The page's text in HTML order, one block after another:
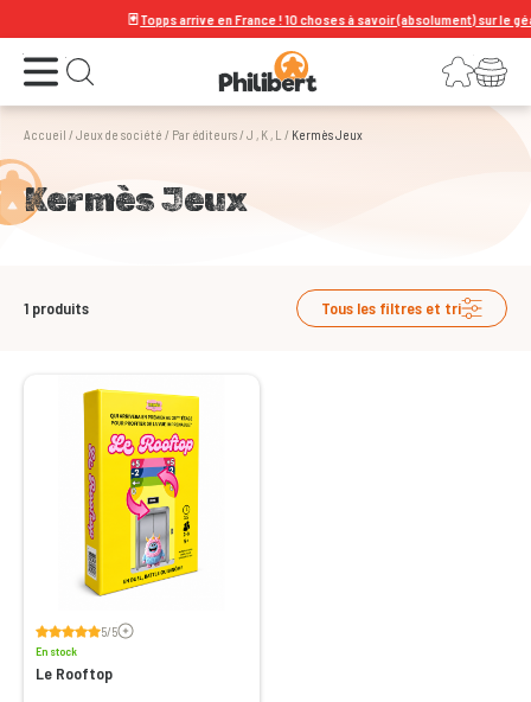
🃏Topps arrive en France ! 10 choses à savoir (absolument) sur le
Ouvrir le menu Ouvrir la recherche Connexion
Votre panier
Accueil /Jeux de société / Par éditeurs/ J , K , L / Kermès Jeux
Kermès Jeux
1 produits Tous les filtres et tri
5/5Voir les avis
En stock
Le Rooftop